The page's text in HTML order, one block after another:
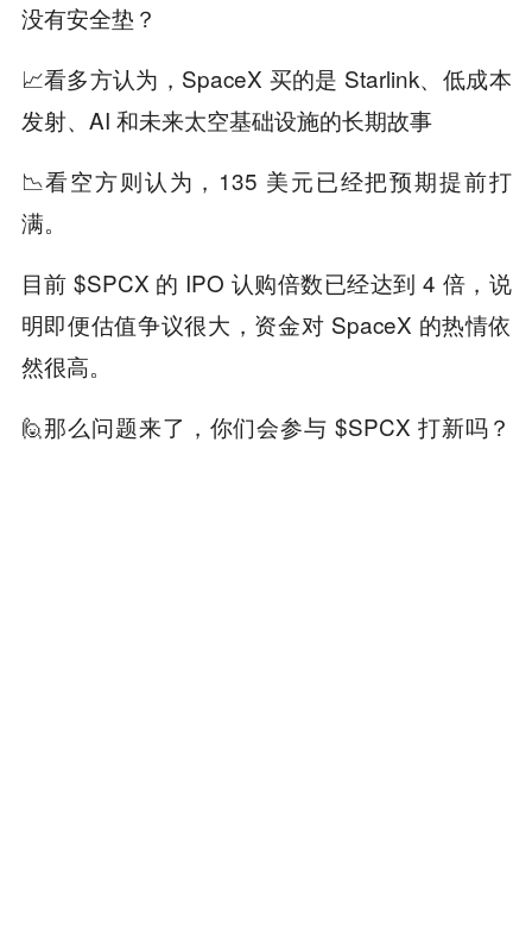
没有安全垫？
📈看多方认为，SpaceX 买的是 Starlink、低成本
发射、AI 和未来太空基础设施的长期故事
📉看空方则认为，135 美元已经把预期提前打
满。
目前 $SPCX 的 IPO 认购倍数已经达到 4 倍，说
明即便估值争议很大，资金对 SpaceX 的热情依
然很高。
🙋那么问题来了，你们会参与 $SPCX 打新吗？